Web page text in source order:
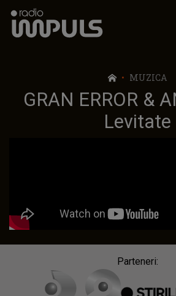
Radio Impuls
MUZICA
GRAN ERROR &
Levitate
Parteneri: